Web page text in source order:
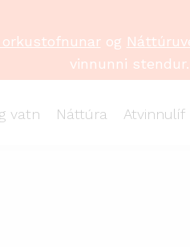
vatn Náttúra Atvinnulíf
og
vinnunni stendur.